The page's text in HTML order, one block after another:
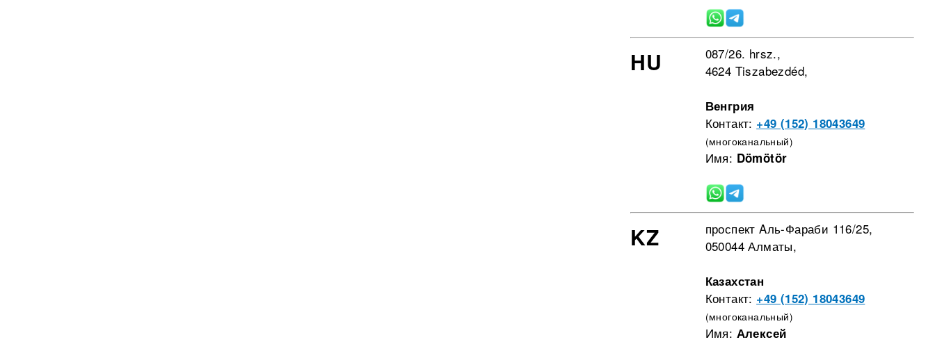
HU
087/26. hrsz.,
4624 Tiszabezdéd,
Венгрия
Контакт: +49 (152) 18043649
(многоканальный)
Имя: Dömötör
KZ
проспект Aль-Фараби 116/25,
050044 Алматы,
Казахстан
Контакт: +49 (152) 18043649
(многоканальный)
Имя: Алексей